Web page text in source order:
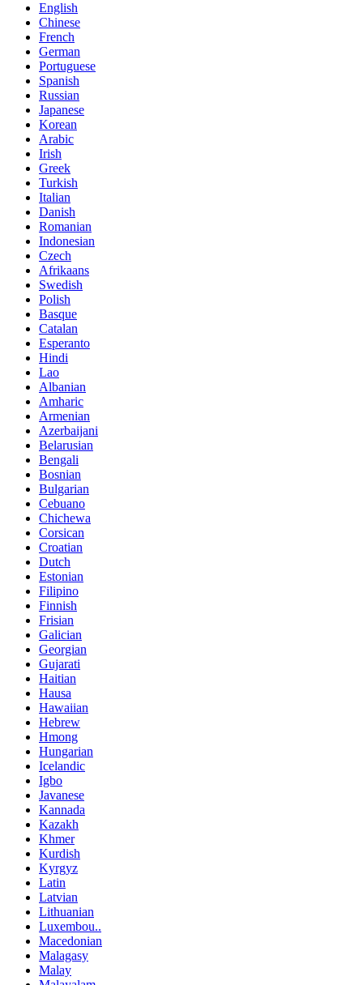
English
Chinese
French
German
Portuguese
Spanish
Russian
Japanese
Korean
Arabic
Irish
Greek
Turkish
Italian
Danish
Romanian
Indonesian
Czech
Afrikaans
Swedish
Polish
Basque
Catalan
Esperanto
Hindi
Lao
Albanian
Amharic
Armenian
Azerbaijani
Belarusian
Bengali
Bosnian
Bulgarian
Cebuano
Chichewa
Corsican
Croatian
Dutch
Estonian
Filipino
Finnish
Frisian
Galician
Georgian
Gujarati
Haitian
Hausa
Hawaiian
Hebrew
Hmong
Hungarian
Icelandic
Igbo
Javanese
Kannada
Kazakh
Khmer
Kurdish
Kyrgyz
Latin
Latvian
Lithuanian
Luxembou..
Macedonian
Malagasy
Malay